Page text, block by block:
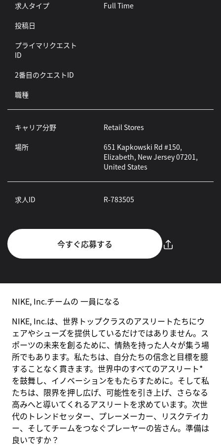
求人タイプ
Full Time
投稿日
プライマリクエスト
ID
2番目のクエストID
職種
キャリア分野
Retail Stores
場所
651 Kapkowski Rd #150,
Elizabeth, New Jersey 07201,
United States
求人ID R-783505
今すぐ応募する
NIKE, Inc.チームの 一員になる
NIKE, Inc.は、世界トップクラスのアスリートたちにウ
ェアやシューズを提供しているだけではありません。ス
ポーツの未来を創るために、情熱を持った人々が集う場
所でもあります。私たちは、自分たちの信念と目標を臆
することなく貫きます。世界中のすべてのアスリート*
を鼓舞し、イノベーションをもたらすために。そして私
たちは、限界を押し広げ、可能性を引き上げ、さらなる
高みへと導いてくれるアスリートを求めています。次世
代のトレンドセッター、プレーメーカー、リスクテイカ
ー、そしてチームをつなぐプレーヤーの皆さん。準備は
良いですか？